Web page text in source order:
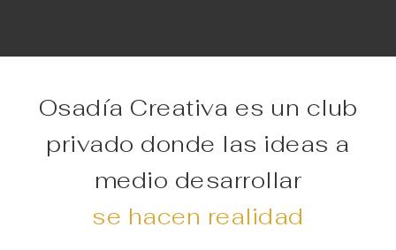
Osadía Creativa es un club
privado donde las ideas a
medio desarrollar
se hacen realidad